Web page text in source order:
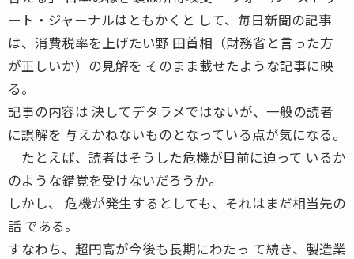
ート・ジャーナルはともかくと して、毎日新聞の記事
は、消費税率を上げたい野 田首相（財務省と言った方
が正しいか）の見解を そのまま載せたような記事に映
る。
記事の内容は 決してデタラメではないが、一般の読者
に誤解を 与えかねないものとなっている点が気になる。
たとえば、読者はそうした危機が目前に迫って いるか
のような錯覚を受けないだろうか。
しかし、 危機が発生するとしても、それはまだ相当先の
話 である。
すなわち、超円高が今後も長期にわたっ て続き、製造業